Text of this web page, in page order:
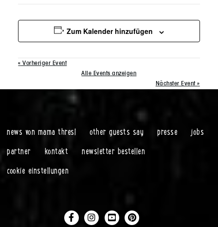
Zum Kalender hinzufügen
« Vorheriger Event
Alle Events anzeigen
Nächster Event»
news von mama thresl other guests say presse
jobs
partner
kontakt
newsletter bestellen
cookie einstellungen